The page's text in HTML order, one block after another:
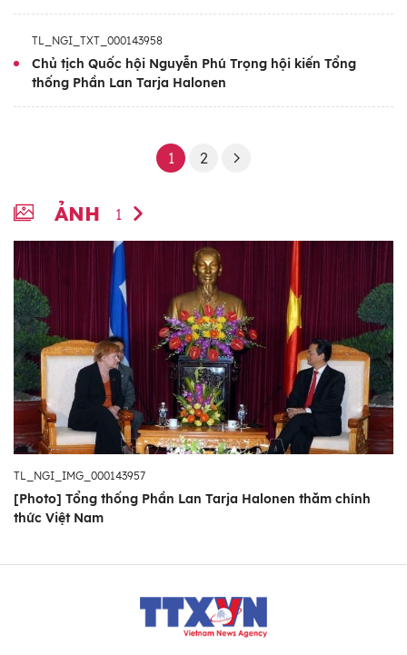
TL_NGI_TXT_000143958
Chủ tịch Quốc hội Nguyễn Phú Trọng hội kiến Tổng
thống Phần Lan Tarja Halonen
1 2
ẢNH 1
TL_NGI_IMG_000143957
[Photo] Tổng thống Phần Lan Tarja Halonen thăm chính
thức Việt Nam